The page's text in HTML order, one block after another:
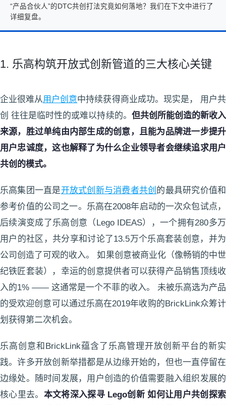
“产品合伙人”的DTC共创打法究竟如何落地？我们在下文中进行了
详细复盘。
1. 乐高构筑开放式创新管道的三大核心关键
企业很难从用户创意中持续获得商业成功。现实是， 用户共
创 往往是临时性的或难以持续的。 但共创所能创造的新收入
来源，胜过单纯由内部生成的创意，且能为品牌进一步提升
用户忠诚度，这也解释了为什么企业领导者会继续追求用户
共创的模式。
乐高集团一直是开放式创新与消费者共创 的最具研究价值和
参考价值的公司之一。乐高在2008年启动的一次众包试点，
后续演变成了乐高创意（Lego IDEAS），一个拥有280多万
用户的社区，共分享和讨论了13.5万个乐高套装创意，并为
公司创造了可观的收入。 如果创意被商业化（像畅销的中世
纪铁匠套装），幸运的创意提供者可以获得产品销售顶线收
入的1% —— 这通常是一个不菲的收入。 未被乐高选为产品
的受欢迎创意可以通过乐高在2019年收购的BrickLink众筹计
划获得第二次机会。
乐高创意和BrickLink蕴含了乐高管理开放创新平台的新实
践。许多开放创新举措都是从边缘开始的，但也一直停留在
边缘处。随时间发展，用户创造的价值需要融入组织发展的
核心里去。 本文将深入探寻 Lego创新 如何让用户共创探索